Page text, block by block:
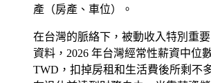
產（房產、車位）。
在台灣的脈絡下，被動收入特別重
資料，2026 年台灣經常性薪資中位
TWD，扣掉房租和生活費後所剩不